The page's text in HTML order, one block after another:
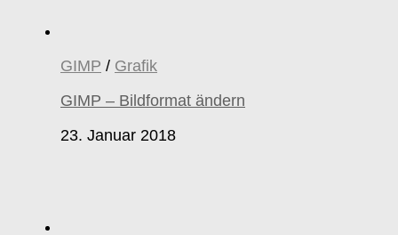
GIMP / Grafik
GIMP – Bildformat ändern
23. Januar 2018